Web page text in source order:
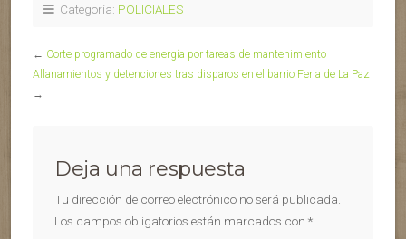
Categoría: POLICIALES
← Corte programado de energía por tareas de mantenimiento
Allanamientos y detenciones tras disparos en el barrio Feria de La Paz
→
Deja una respuesta
Tu dirección de correo electrónico no será publicada.
Los campos obligatorios están marcados con *